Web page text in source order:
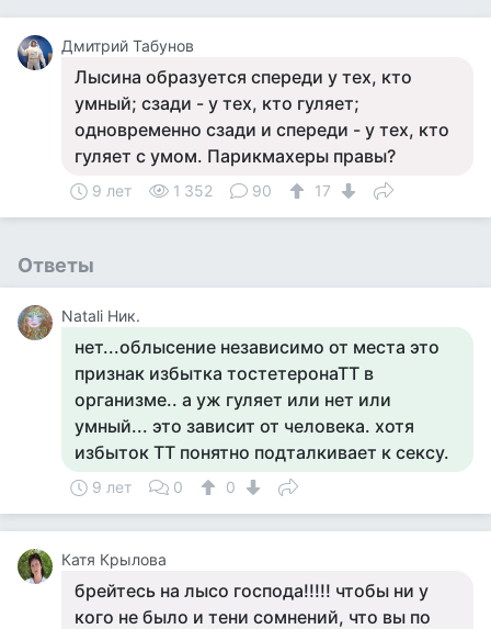
Дмитрий Табунов
Лысина образуется спереди у тех, кто
умный; сзади - у тех, кто гуляет;
одновременно сзади и спереди - у тех, кто
гуляет с умом. Парикмахеры правы?
9 лет 1 352 90 17
Ответы
Natali Ник.
нет...облысение независимо от места это
признак избытка тостетеронаТТ в
организме.. а уж гуляет или нет или
умный... это зависит от человека. хотя
избыток ТТ понятно подталкивает к сексу.
9 лет 0 0
Катя Крылова
брейтесь на лысо господа!!!!! чтобы ни у
кого не было и тени сомнений, что вы по